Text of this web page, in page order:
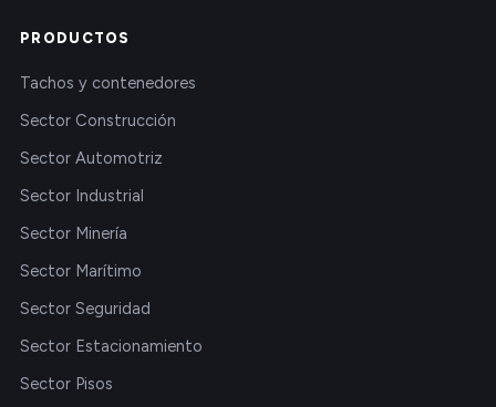
PRODUCTOS
Tachos y contenedores
Sector Construcción
Sector Automotriz
Sector Industrial
Sector Minería
Sector Marítimo
Sector Seguridad
Sector Estacionamiento
Sector Pisos